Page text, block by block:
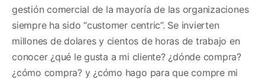
gestión comercial de la mayoría de las organizaciones
siempre ha sido “customer centric”. Se invierten
millones de dolares y cientos de horas de trabajo en
conocer ¿qué le gusta a mi cliente? ¿dónde compra?
¿cómo compra? y ¿cómo hago para que compre mi